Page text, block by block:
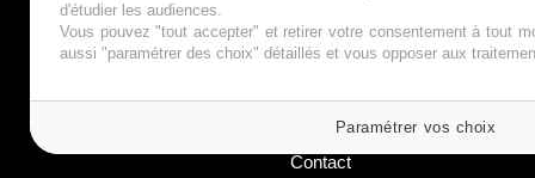
Mentions Légales
Politique de Cookies
Contact
d'étudier les audiences.
Vous pouvez "tout accepter" et retirer votre consentement à tout
aussi "paramétrer des choix" détaillés et vous opposer aux
Paramétrer vos choix